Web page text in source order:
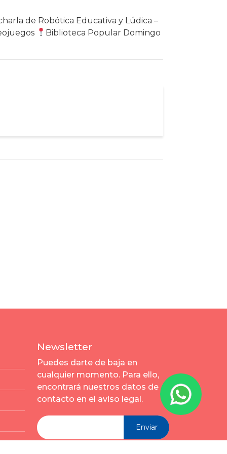
de Robótica Educativa y Lúdica –
Biblioteca Popular Domingo
Newsletter
Puedes darte de baja en
cualquier momento. Para ello,
encontrará nuestros datos de
contacto en el aviso legal.
Enviar